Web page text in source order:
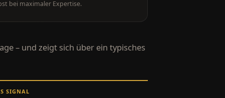
bei maximaler Expertise.
– und zeigt sich über ein typisches
SIGNAL